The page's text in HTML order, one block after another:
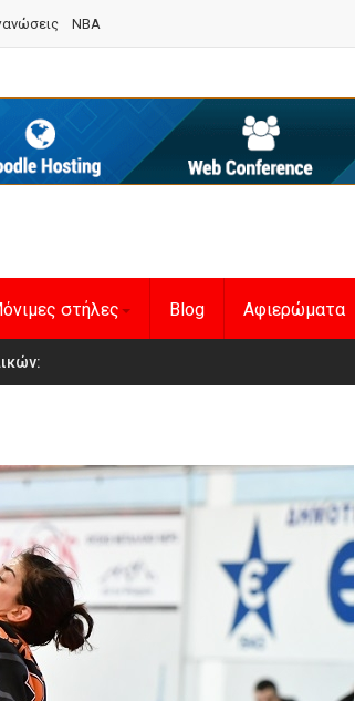
NBA
στήλες Blog Αφιερώματα
League 1
: